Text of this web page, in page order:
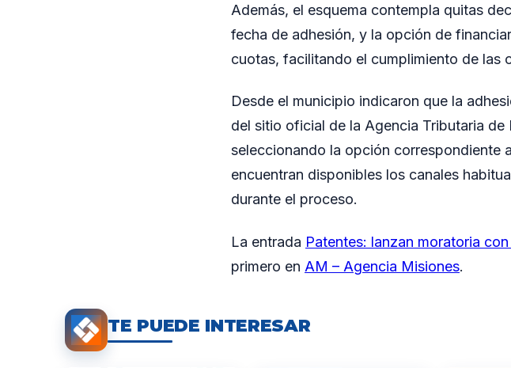
Además, el esquema contempla quitas
fecha de adhesión, y la opción de
cuotas, facilitando el cumplimiento de las
Desde el municipio indicaron que la
del sitio oficial de la Agencia Tributaria
seleccionando la opción correspondiente
encuentran disponibles los canales
durante el proceso.
La entrada Patentes: lanzan moratoria
primero en AM – Agencia Misiones.
TE PUEDE INTERESAR